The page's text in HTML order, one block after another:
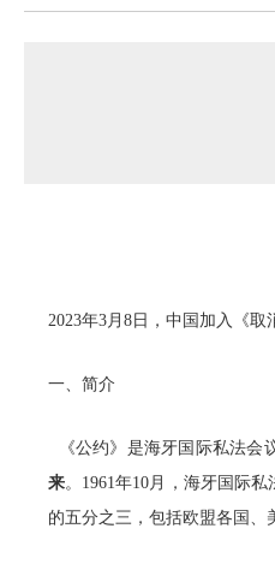
2023年3月8日，中国加入《取
一、简介
《公约》是海牙国际私法会
来。1961年10月，海牙国际
的五分之三，包括欧盟各国、